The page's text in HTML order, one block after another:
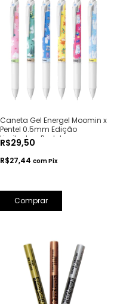
Caneta Gel Energel Moomin x
Pentel 0.5mm Edição
Limitada - Pentel
R$29,50
R$27,44 comPix
Comprar